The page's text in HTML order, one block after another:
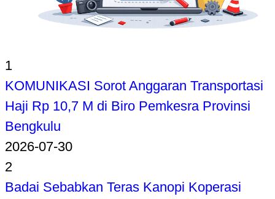
1
KOMUNIKASI Sorot Anggaran Transportasi
Haji Rp 10,7 M di Biro Pemkesra Provinsi
Bengkulu
2026-07-30
2
Badai Sebabkan Teras Kanopi Koperasi